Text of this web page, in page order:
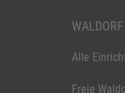
Alle
Freie